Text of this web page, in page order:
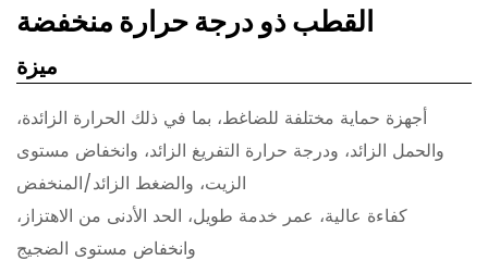
القطب ذو درجة حرارة منخفضة
ميزة
أجهزة حماية مختلفة للضاغط، بما في ذلك الحرارة الزائدة،
والحمل الزائد، ودرجة حرارة التفريغ الزائد، وانخفاض مستوى
الزيت، والضغط الزائد/المنخفض
كفاءة عالية، عمر خدمة طويل، الحد الأدنى من الاهتزاز،
وانخفاض مستوى الضجيج